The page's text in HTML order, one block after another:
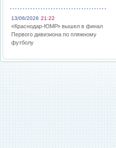
13/06/2026 21:22
«Краснодар-ЮМР» вышел в финал
Первого дивизиона по пляжному
футболу